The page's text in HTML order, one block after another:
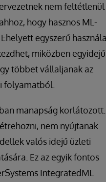
nem
hogy hasznos ML-
egyszerű
miközben
többet vállaljanak az
folyamatból.
manapság
nem nyújtanak
valós idejű üzleti
Ez az egyik fontos
IntegratedML